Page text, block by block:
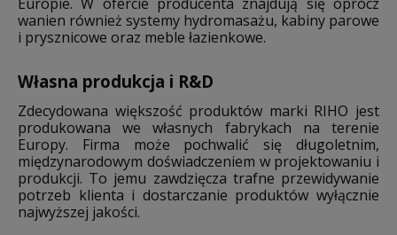
Europie. W ofercie producenta znajdują się oprócz
wanien również systemy hydromasażu, kabiny parowe
i prysznicowe oraz meble łazienkowe.
Własna produkcja i R&D
Zdecydowana większość produktów marki RIHO jest
produkowana we własnych fabrykach na terenie
Europy. Firma może pochwalić się długoletnim,
międzynarodowym doświadczeniem w projektowaniu i
produkcji. To jemu zawdzięcza trafne przewidywanie
potrzeb klienta i dostarczanie produktów wyłącznie
najwyższej jakości.